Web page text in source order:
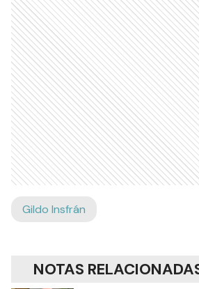
Gildo Insfrán
NOTAS